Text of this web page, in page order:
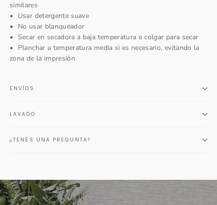
similares
•⁠ ⁠Usar detergente suave
•⁠ ⁠No usar blanqueador
•⁠ ⁠Secar en secadora a baja temperatura o colgar para secar
•⁠ ⁠Planchar a temperatura media si es necesario, evitando la
zona de la impresión
ENVÍOS
LAVADO
¿TENÉS UNA PREGUNTA?